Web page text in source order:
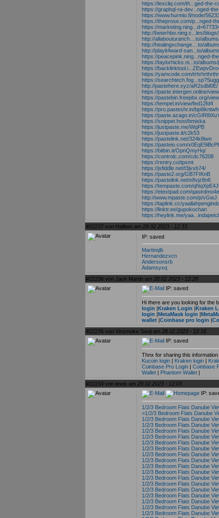
https://lexcliq.com/th...ged-the-
https://graphql-ra-dev...nged-
https://www.hurmio.fi/node/
https://theprose.com/p...nged-
https://
http://beterhbo.ning.c...les/
http://allabouturanch....to/
http://healingxchange....to/
http://playit4ward-san...to/
https://peacepink.ning...nged-
https://taylorhicks.ni...to/
https://
https://yamcode.com/
https://
http://pastehere.xyz/aR2sdbl0E/
https://paste.intergen.online/
https://pastebin.freepbx.org/
https://tempel.in/view/fed12fd4
https://pro.pasteshr.in/
https://paste.azago.in/
https://snippet.host/bmixka
https://justpaste.me/WqPB
https://justpaste.it/c2k53
https://pastelink.net/324k8iwn
https://pasteio.com/
https://bitbin.it/OpnQmyHq/
https://controlc.com/cdc76208
https://rentry.co/tpxmt
https://jsfiddle.net/t3jvxb74/
https://paste2.org/GB7FIKnB
https://pastelink.net/e8vjz8n6
https://tempaste.com/
https://etextpad.com/qasirdmo4e
http://www.mpaste.com/p/vGwJ
https://taplink.cc/
https://linktr.ee/gupokochan
https://heylink.me/
#22237 von Halltwn am 28.02.2023 - 12:33
IP: saved
Martinqlb
Hernandezxcn
Andersonsrb
Adamsyxq
#22236 von Jack Martin am 28.02.2023 - 12:28
IP: saved
Hi there are you looking for the
login |Kraken Login |Kraken
login |MetaMask login |
wallet |Coinbase pro login |
#22235 von Vinsmoke Sanji am 28.02.2023 - 12:16
IP: saved
Thnx for sharing this
Kucoin login | Kraken login |
Coinbase Pro Login | Coinbase
Wallet | Phantom Wallet |
#22234 von lewis am 28.02.2023 - 12:03
IP:
1/2/3 Bedroom Flats Danube
>1/2/3 Bedroom Flats Danube
1/2/3 Bedroom Flats Danube
1/2/3 Bedroom Flats Danube
1/2/3 Bedroom Flats Danube
1/2/3 Bedroom Flats Danube
1/2/3 Bedroom Flats Danube
1/2/3 Bedroom Flats Danube
1/2/3 Bedroom Flats Danube
1/2/3 Bedroom Flats Danube
1/2/3 Bedroom Flats Danube
1/2/3 Bedroom Flats Danube
1/2/3 Bedroom Flats Danube
1/2/3 Bedroom Flats Danube
1/2/3 Bedroom Flats Danube
1/2/3 Bedroom Flats Danube
1/2/3 Bedroom Flats Danube
1/2/3 Bedroom Flats Danube
1/2/3 Bedroom Flats Danube